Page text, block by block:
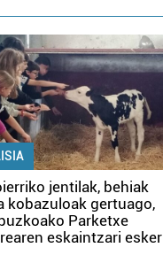
jentilak, behiak
kobazuloak gertuago,
Parketxe
eskaintzari esker